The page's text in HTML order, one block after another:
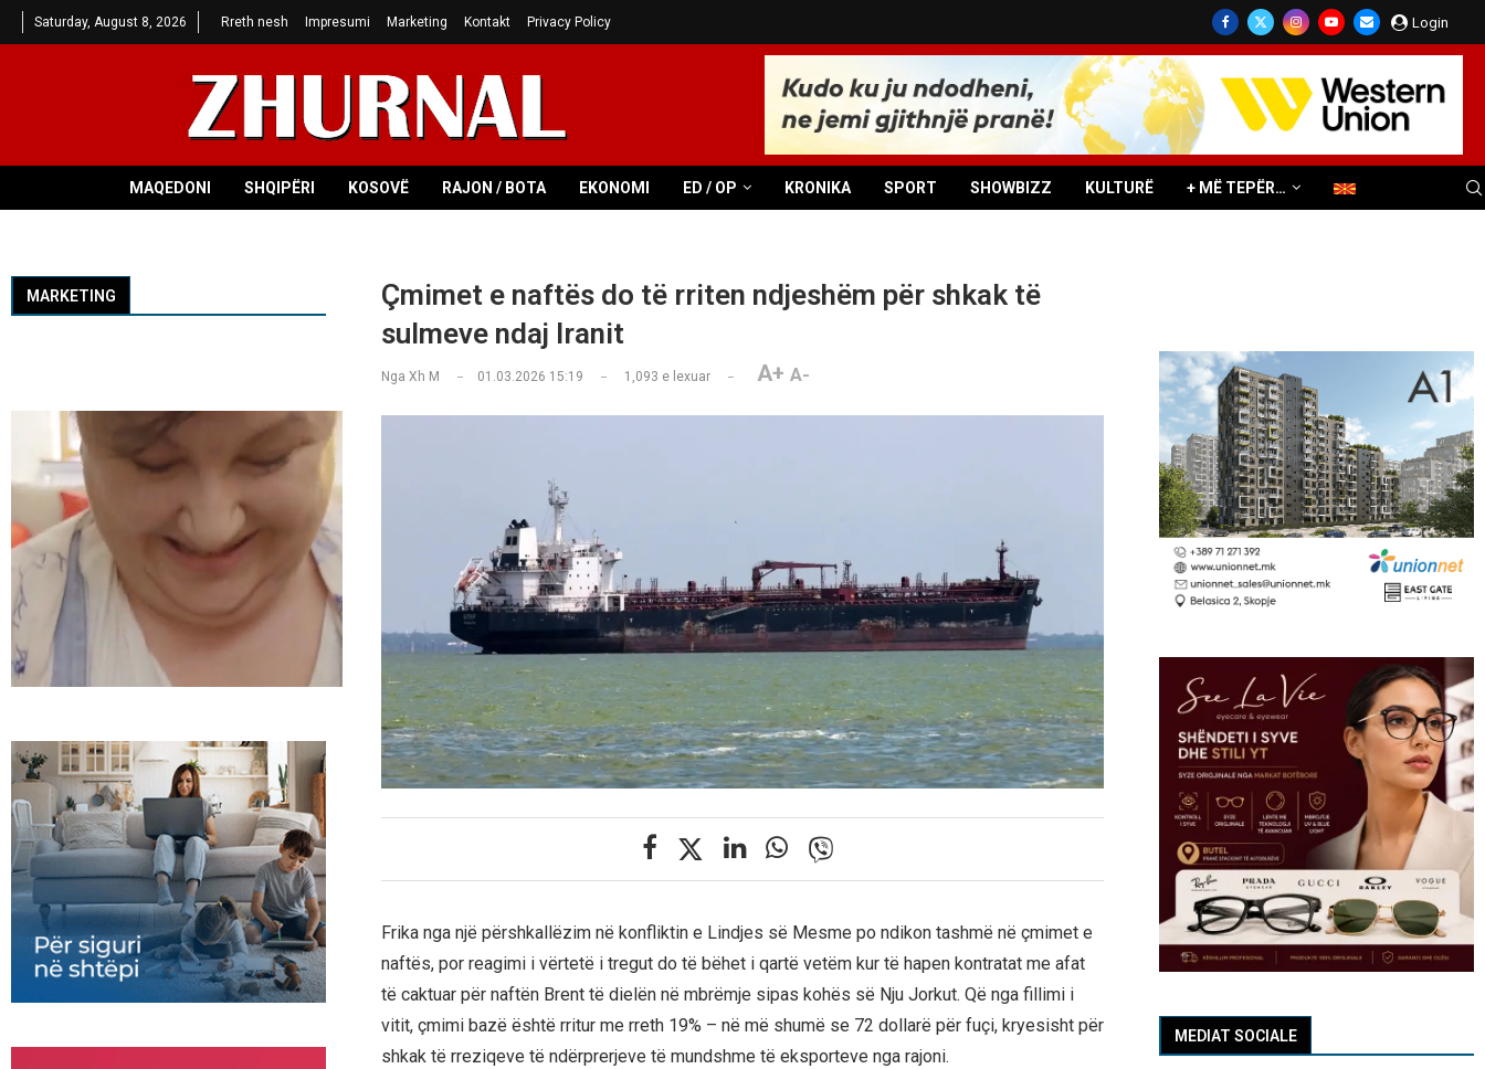
Saturday, August 8, 2026 Rreth nesh Impresumi Marketing Kontakt Privacy Policy Login
MAQEDONI SHQIPËRI KOSOVË RAJON / BOTA EKONOMI ED / OP KRONIKA SPORT SHOWBIZZ KULTURË + MË TEPËR…
Çmimet e naftës do të rriten ndjeshëm për shkak të
sulmeve ndaj Iranit
Nga Xh M 01.03.2026 15:19 1,093 e lexuar A+ A-
Frika nga një përshkallëzim në konfliktin e Lindjes së Mesme po ndikon tashmë në çmimet e
naftës, por reagimi i vërtetë i tregut do të bëhet i qartë vetëm kur të hapen kontratat me afat
të caktuar për naftën Brent të dielën në mbrëmje sipas kohës së Nju Jorkut. Që nga fillimi i
vitit, çmimi bazë është rritur me rreth 19% – në më shumë se 72 dollarë për fuçi, kryesisht për
shkak të rreziqeve të ndërprerjeve të mundshme të eksporteve nga rajoni.
MEDIAT SOCIALE
MARKETING